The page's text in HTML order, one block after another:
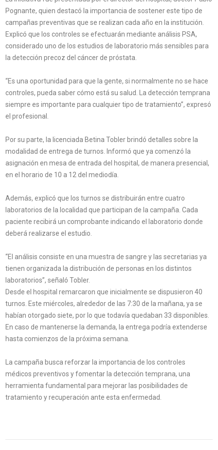
Pognante, quien destacó la importancia de sostener este tipo de
campañas preventivas que se realizan cada año en la institución.
Explicó que los controles se efectuarán mediante análisis PSA,
considerado uno de los estudios de laboratorio más sensibles para
la detección precoz del cáncer de próstata.
“Es una oportunidad para que la gente, si normalmente no se hace
controles, pueda saber cómo está su salud. La detección temprana
siempre es importante para cualquier tipo de tratamiento”, expresó
el profesional.
Por su parte, la licenciada Betina Tobler brindó detalles sobre la
modalidad de entrega de turnos. Informó que ya comenzó la
asignación en mesa de entrada del hospital, de manera presencial,
en el horario de 10 a 12 del mediodía.
Además, explicó que los turnos se distribuirán entre cuatro
laboratorios de la localidad que participan de la campaña. Cada
paciente recibirá un comprobante indicando el laboratorio donde
deberá realizarse el estudio.
“El análisis consiste en una muestra de sangre y las secretarias ya
tienen organizada la distribución de personas en los distintos
laboratorios”, señaló Tobler.
Desde el hospital remarcaron que inicialmente se dispusieron 40
turnos. Este miércoles, alrededor de las 7:30 de la mañana, ya se
habían otorgado siete, por lo que todavía quedaban 33 disponibles.
En caso de mantenerse la demanda, la entrega podría extenderse
hasta comienzos de la próxima semana.
La campaña busca reforzar la importancia de los controles
médicos preventivos y fomentar la detección temprana, una
herramienta fundamental para mejorar las posibilidades de
tratamiento y recuperación ante esta enfermedad.